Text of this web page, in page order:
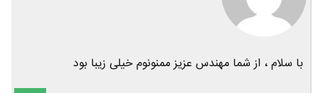
با سلام ، از شما مهندس عزیز ممنونوم خیلی زیبا بود